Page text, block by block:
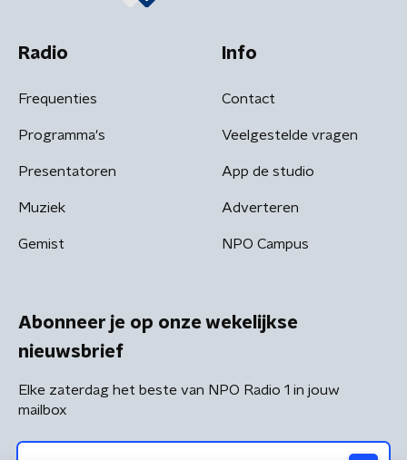
Radio
Frequenties
Programma's
Presentatoren
Muziek
Gemist
Info
Contact
Veelgestelde vragen
App de studio
Adverteren
NPO Campus
Abonneer je op onze wekelijkse
nieuwsbrief
Elke zaterdag het beste van NPO Radio 1 in jouw
mailbox